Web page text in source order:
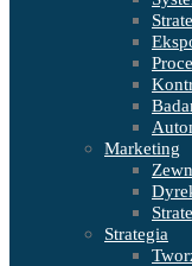
Marketing
Strategia